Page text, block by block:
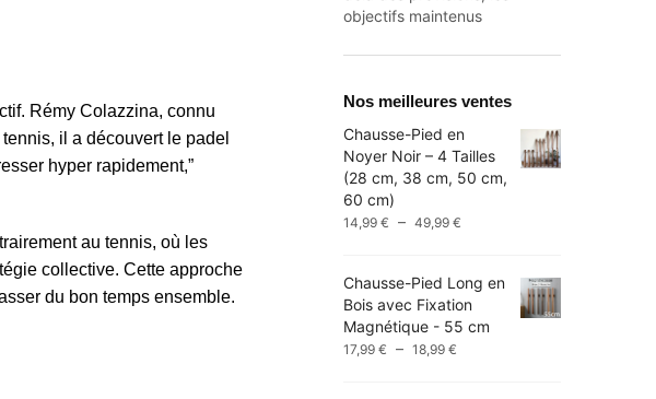
Rémy Colazzina, connu
il a découvert le padel
hyper rapidement,”
au tennis, où les
collective. Cette approche
du bon temps ensemble.
objectifs maintenus
Nos meilleures ventes
Chausse-Pied en
Noyer Noir – 4 Tailles
(28 cm, 38 cm, 50 cm,
60 cm)
14,99€ – 49,99€
14,99 €
à
49,99 €
Chausse-Pied Long en
Bois avec Fixation
Magnétique - 55 cm
17,99€ – 18,99€